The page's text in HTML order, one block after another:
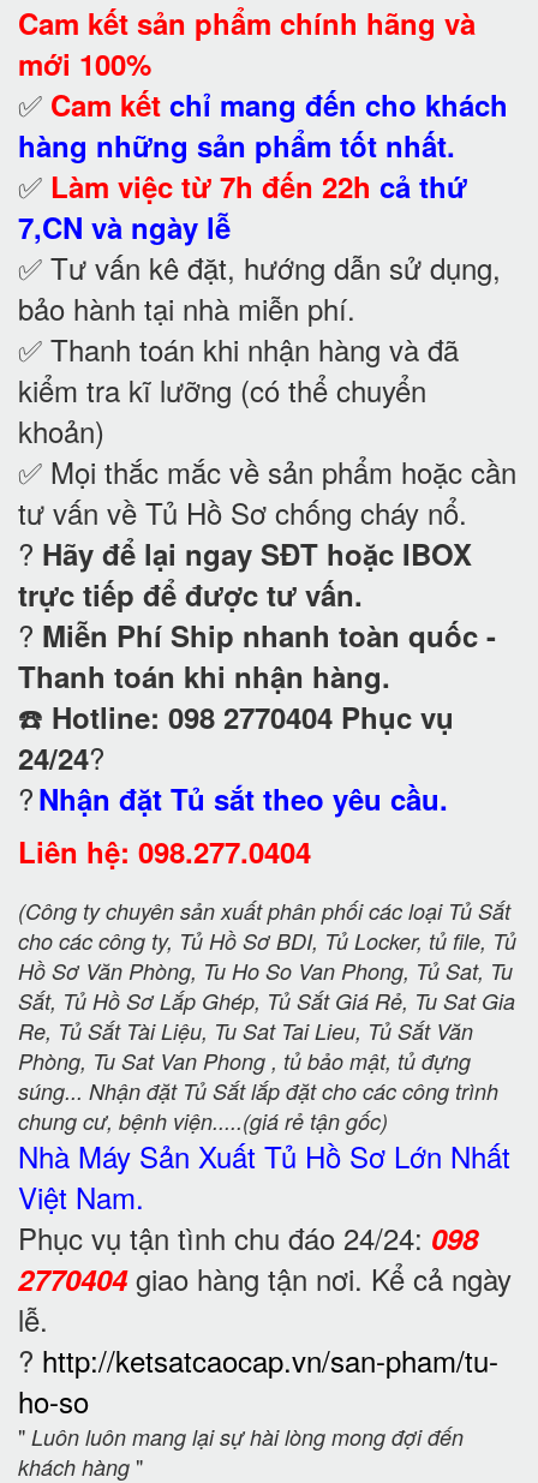
Cam kết sản phẩm chính hãng và
mới 100%
✅ Cam kết chỉ mang đến cho khách
hàng những sản phẩm tốt nhất.
✅ Làm việc từ 7h đến 22h cả thứ
7,CN và ngày lễ
✅ Tư vấn kê đặt, hướng dẫn sử dụng,
bảo hành tại nhà miễn phí.
✅ Thanh toán khi nhận hàng và đã
kiểm tra kĩ lưỡng (có thể chuyển
khoản)
✅ Mọi thắc mắc về sản phẩm hoặc cần
tư vấn về Tủ Hồ Sơ chống cháy nổ.
? Hãy để lại ngay SĐT hoặc IBOX
trực tiếp để được tư vấn.
? Miễn Phí Ship nhanh toàn quốc -
Thanh toán khi nhận hàng.
☎️ Hotline: 098 2770404 Phục vụ
24/24?
?Nhận đặt Tủ sắt theo yêu cầu.
Liên hệ: 098.277.0404
(Công ty chuyên sản xuất phân phối các loại Tủ Sắt
cho các công ty, Tủ Hồ Sơ BDI, Tủ Locker, tủ file, Tủ
Hồ Sơ Văn Phòng, Tu Ho So Van Phong, Tủ Sat, Tu
Sắt, Tủ Hồ Sơ Lắp Ghép, Tủ Sắt Giá Rẻ, Tu Sat Gia
Re, Tủ Sắt Tài Liệu, Tu Sat Tai Lieu, Tủ Sắt Văn
Phòng, Tu Sat Van Phong , tủ bảo mật, tủ đựng
súng... Nhận đặt Tủ Sắt lắp đặt cho các công trình
chung cư, bệnh viện.....(giá rẻ tận gốc)
Nhà Máy Sản Xuất Tủ Hồ Sơ Lớn Nhất
Việt Nam.
Phục vụ tận tình chu đáo 24/24: 098
2770404giao hàng tận nơi. Kể cả ngày
lễ.
? http://ketsatcaocap.vn/san-pham/tu-
ho-so
" Luôn luôn mang lại sự hài lòng mong đợi đến
khách hàng "